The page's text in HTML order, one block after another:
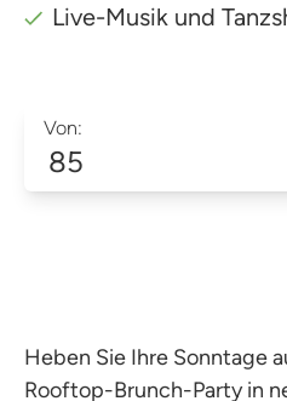
Live-Musik und
Von:
85
Heben Sie Ihre Sonntage
Rooftop-Brunch-Party in